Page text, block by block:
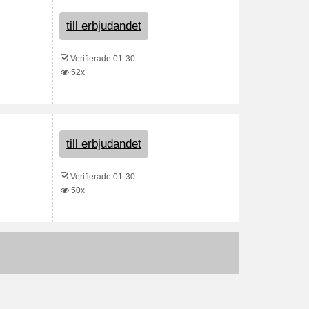
till erbjudandet
Verifierade 01-30
52x
till erbjudandet
Verifierade 01-30
50x